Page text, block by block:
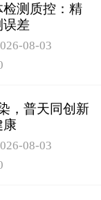
测质控：精
误差
08-03
，普天同创新
康
08-03